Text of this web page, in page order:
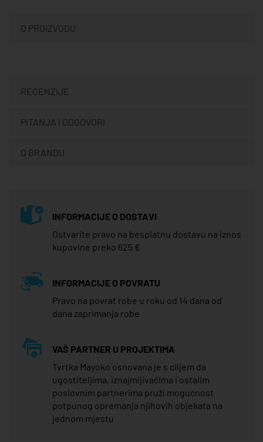
O PROIZVODU
RECENZIJE
PITANJA I ODGOVORI
O BRANDU
INFORMACIJE O DOSTAVI
Ostvarite pravo na besplatnu dostavu na iznos
kupovine preko 625 €
INFORMACIJE O POVRATU
Pravo na povrat robe u roku od 14 dana od
dana zaprimanja robe
VAŠ PARTNER U PROJEKTIMA
Tvrtka Mayoko osnovana je s ciljem da
ugostiteljima, iznajmljivačima i ostalim
poslovnim partnerima pruži mogućnost
potpunog opremanja njihovih objekata na
jednom mjestu